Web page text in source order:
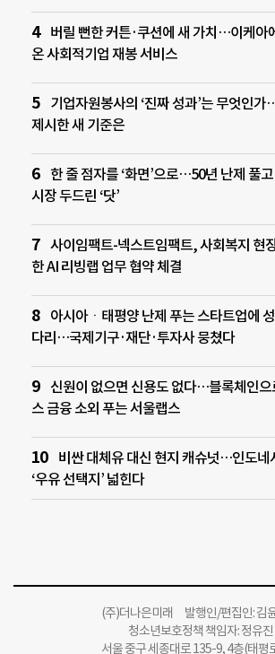
버릴 뻔한 커튼·쿠션에 새 가치…이케아
온 사회적기업 재봉 서비스
기업자원봉사의 ‘진짜 성과’는 무엇인가
제시한 새 기준은
한 줄 점자를 ‘화면’으로…50년 난제 풀고
시장 두드린 ‘닷’
사이임팩트-넥스트임팩트, 사회복지 현
한 AI 리빙랩 업무 협약 체결
아시아ㆍ태평양 난제 푸는 스타트업에
다리…국제기구·재단·투자사 뭉쳤다
신원이 없으면 신용도 없다…블록체인으
스 금융 소외 푸는 서울랩스
비싼 대체유 대신 현지 캐슈넛…인도네
‘우유 선택지’ 넓힌다
(주)더나은미래 발행인/편집인: 김
청소년보호정책 책임자: 정유진
서울 중구 세종대로 135-9, 4층(태평